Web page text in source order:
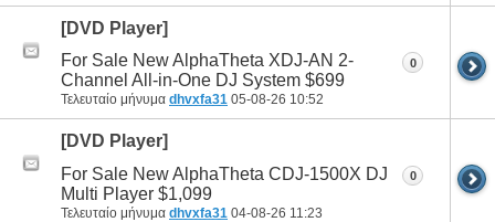
[DVD Player]
For Sale New AlphaTheta XDJ-AN 2-
Channel All-in-One DJ System $699
Τελευταίο μήνυμα dhvxfa31 05-08-26 10:52
0
[DVD Player]
For Sale New AlphaTheta CDJ-1500X DJ
Multi Player $1,099
Τελευταίο μήνυμα dhvxfa31 04-08-26 11:23
0